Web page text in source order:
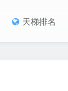
天梯排名